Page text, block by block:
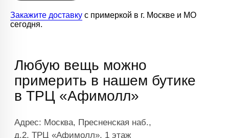
Закажите доставку с примеркой в г. Москве и МО
сегодня.